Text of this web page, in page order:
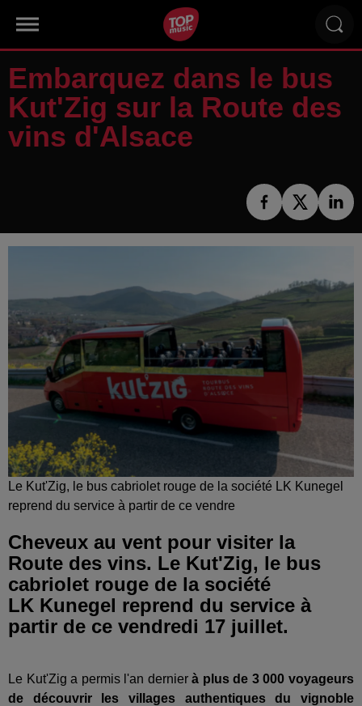
Embarquez dans le bus
Kut'Zig sur la Route des
vins d'Alsace
Le Kut'Zig, le bus cabriolet rouge de la société LK Kunegel
reprend du service à partir de ce vendre
Cheveux au vent pour visiter la
Route des vins. Le Kut'Zig, le bus
cabriolet rouge de la société
LK Kunegel reprend du service à
partir de ce vendredi 17 juillet.
Le Kut'Zig a permis l'an dernierà plus de 3 000 voyageurs
de découvrir les villages authentiques du vignoble